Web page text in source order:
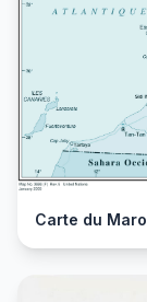
Carte du